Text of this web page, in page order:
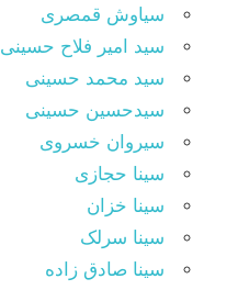
سیاوش قمصری
سید امیر فلاح حسینی
سید محمد حسینی
سیدحسین حسینی
سیروان خسروی
سینا حجازی
سینا خزان
سینا سرلک
سینا صادق زاده